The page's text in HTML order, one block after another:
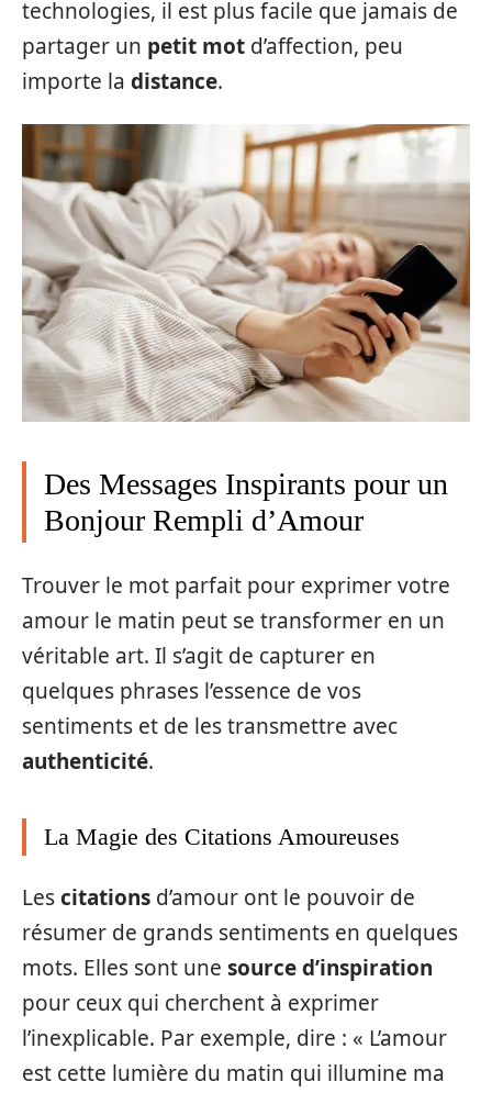
technologies, il est plus facile que jamais de
partager un petit mot d’affection, peu
importe la distance.
Des Messages Inspirants pour un
Bonjour Rempli d’Amour
Trouver le mot parfait pour exprimer votre
amour le matin peut se transformer en un
véritable art. Il s’agit de capturer en
quelques phrases l’essence de vos
sentiments et de les transmettre avec
authenticité.
La Magie des Citations Amoureuses
Lescitations d’amour ont le pouvoir de
résumer de grands sentiments en quelques
mots. Elles sont une source d’inspiration
pour ceux qui cherchent à exprimer
l’inexplicable. Par exemple, dire : « L’amour
est cette lumière du matin qui illumine ma